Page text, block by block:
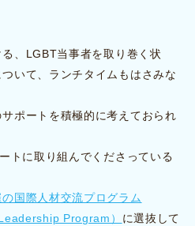
、LGBT当事者を取り巻く状
いて、ランチタイムもはさみな
ポートを積極的に考えておられ
トに取り組んでくださっている
国際人材交流プログラム
Program） に選抜して